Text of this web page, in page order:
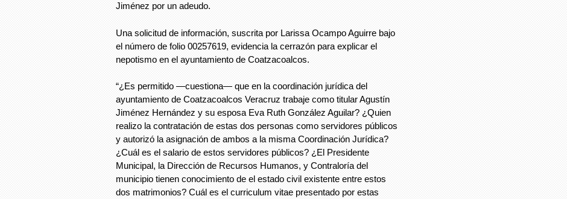
Jiménez por un adeudo.
Una solicitud de información, suscrita por Larissa Ocampo Aguirre bajo
el número de folio 00257619, evidencia la cerrazón para explicar el
nepotismo en el ayuntamiento de Coatzacoalcos.
“¿Es permitido —cuestiona— que en la coordinación jurídica del
ayuntamiento de Coatzacoalcos Veracruz trabaje como titular Agustín
Jiménez Hernández y su esposa Eva Ruth González Aguilar? ¿Quien
realizo la contratación de estas dos personas como servidores públicos
y autorizó la asignación de ambos a la misma Coordinación Jurídica?
¿Cuál es el salario de estos servidores públicos? ¿El Presidente
Municipal, la Dirección de Recursos Humanos, y Contraloría del
municipio tienen conocimiento de el estado civil existente entre estos
dos matrimonios? Cuál es el curriculum vitae presentado por estas